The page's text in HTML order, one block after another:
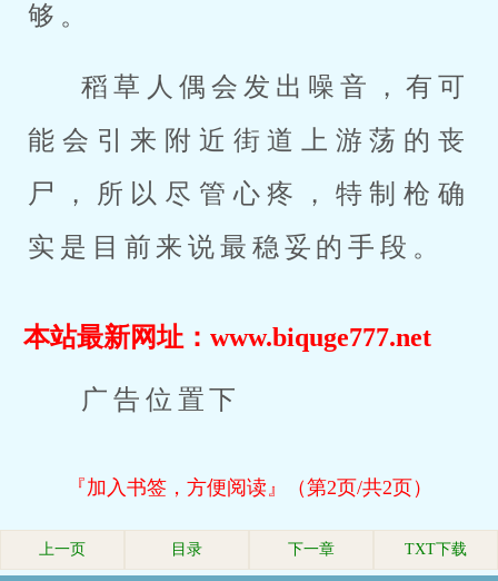
够。
稻草人偶会发出噪音，有可
能会引来附近街道上游荡的丧
尸，所以尽管心疼，特制枪确
实是目前来说最稳妥的手段。
本站最新网址：www.biquge777.net
广告位置下
『加入书签，方便阅读』（第2页/共2页）
上一页 目录 下一章 TXT下载